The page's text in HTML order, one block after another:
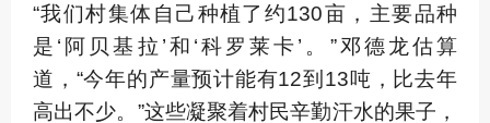
“我们村集体自己种植了约130亩，主要品种
是‘阿贝基拉’和‘科罗莱卡’。”邓德龙估算
道，“今年的产量预计能有12到13吨，比去年
高出不少。”这些凝聚着村民辛勤汗水的果子，